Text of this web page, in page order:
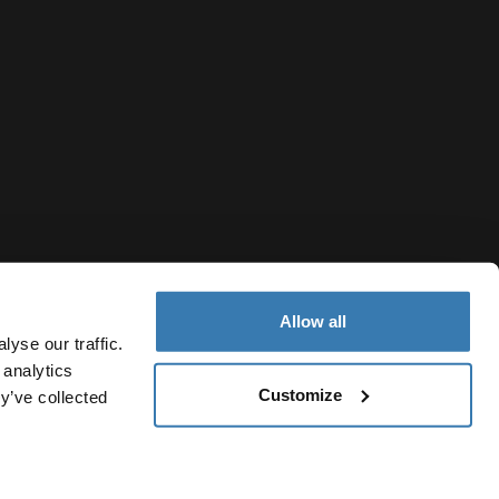
our traffic.
collected
Allow all
Customize
Politique de cookies Paramètres des cookies Current market/